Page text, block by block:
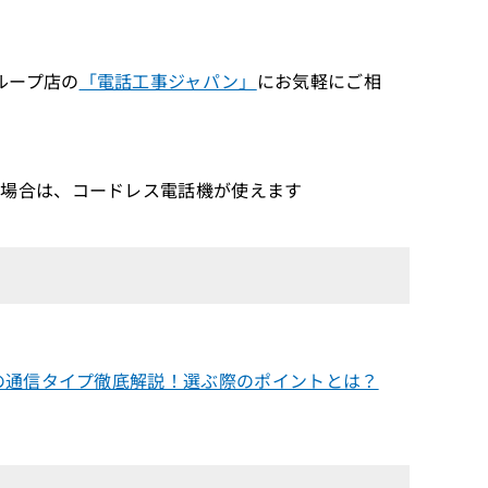
ープ店の 「電話工事ジャパン」 にお気軽にご相
は、コードレス電話機が使えます
信タイプ徹底解説！選ぶ際のポイントとは？